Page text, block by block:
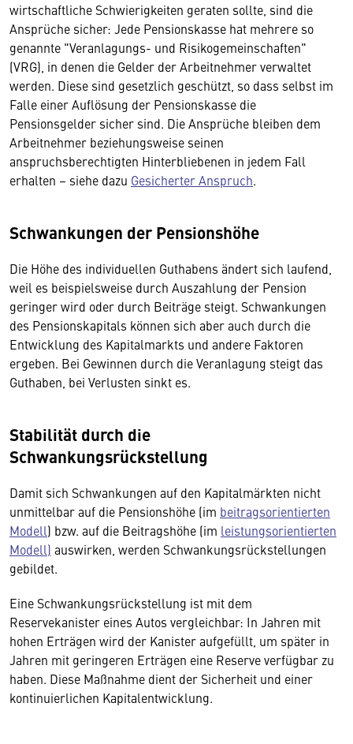
wirtschaftliche Schwierigkeiten geraten sollte, sind die
Ansprüche sicher: Jede Pensionskasse hat mehrere so
genannte "Veranlagungs- und Risikogemeinschaften"
(VRG), in denen die Gelder der Arbeitnehmer verwaltet
werden. Diese sind gesetzlich geschützt, so dass selbst im
Falle einer Auflösung der Pensionskasse die
Pensionsgelder sicher sind. Die Ansprüche bleiben dem
Arbeitnehmer beziehungsweise seinen
anspruchsberechtigten Hinterbliebenen in jedem Fall
erhalten – siehe dazu Gesicherter Anspruch.
Schwankungen der Pensionshöhe
Die Höhe des individuellen Guthabens ändert sich laufend,
weil es beispielsweise durch Auszahlung der Pension
geringer wird oder durch Beiträge steigt. Schwankungen
des Pensionskapitals können sich aber auch durch die
Entwicklung des Kapitalmarkts und andere Faktoren
ergeben. Bei Gewinnen durch die Veranlagung steigt das
Guthaben, bei Verlusten sinkt es.
Stabilität durch die
Schwankungsrückstellung
Damit sich Schwankungen auf den Kapitalmärkten nicht
unmittelbar auf die Pensionshöhe (im beitragsorientierten
Modell) bzw. auf die Beitragshöhe (im leistungsorientierten
Modell) auswirken, werden Schwankungsrückstellungen
gebildet.
Eine Schwankungsrückstellung ist mit dem
Reservekanister eines Autos vergleichbar: In Jahren mit
hohen Erträgen wird der Kanister aufgefüllt, um später in
Jahren mit geringeren Erträgen eine Reserve verfügbar zu
haben. Diese Maßnahme dient der Sicherheit und einer
kontinuierlichen Kapitalentwicklung.